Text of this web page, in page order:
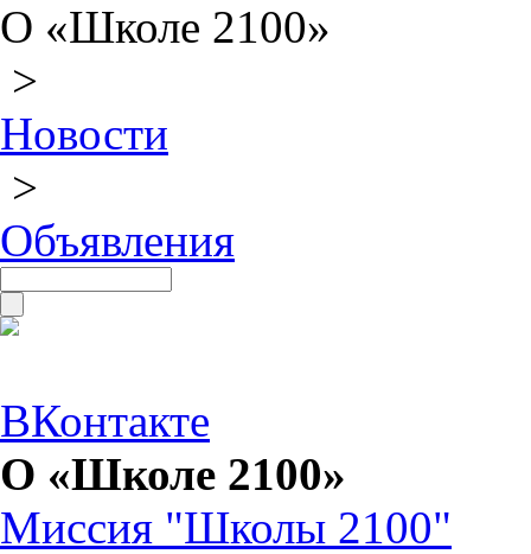
О «Школе 2100»
>
Новости
>
Объявления
ВКонтакте
О «Школе 2100»
Миссия "Школы 2100"